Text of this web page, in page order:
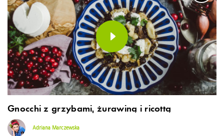
Gnocchi z grzybami, żurawiną i ricottą
Adriana Marczewska